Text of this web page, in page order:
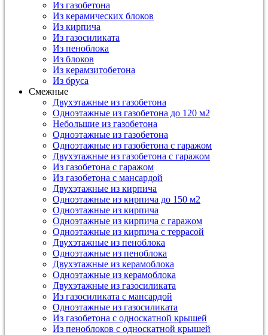
Из газобетона
Из керамических блоков
Из кирпича
Из газосиликата
Из пеноблока
Из блоков
Из керамзитобетона
Из бруса
Смежные
Двухэтажные из газобетона
Одноэтажные из газобетона до 120 м2
Небольшие из газобетона
Одноэтажные из газобетона
Одноэтажные из газобетона с гаражом
Двухэтажные из газобетона с гаражом
Из газобетона с гаражом
Из газобетона с мансардой
Двухэтажные из кирпича
Одноэтажные из кирпича до 150 м2
Одноэтажные из кирпича
Одноэтажные из кирпича с гаражом
Одноэтажные из кирпича с террасой
Двухэтажные из пеноблока
Одноэтажные из пеноблока
Двухэтажные из керамоблока
Одноэтажные из керамоблока
Двухэтажные из газосиликата
Из газосиликата с мансардой
Одноэтажные из газосиликата
Из газобетона с односкатной крышей
Из пеноблоков с односкатной крышей